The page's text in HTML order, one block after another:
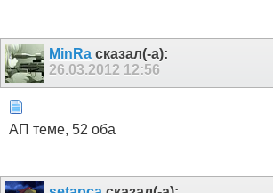
MinRa сказал(-а):
26.03.2012 12:56
АП теме, 52 оба